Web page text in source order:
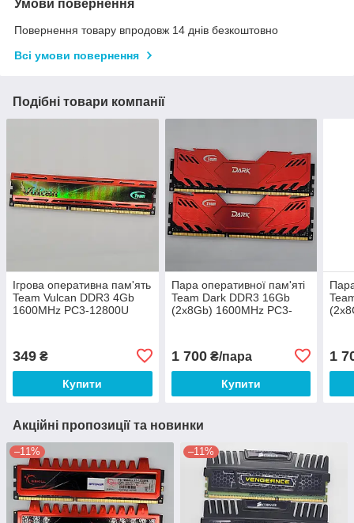
Умови повернення
Повернення товару впродовж 14 днів безкоштовно
Всі умови повернення
Подібні товари компанії
Ігрова оперативна пам'ять
Team Vulcan DDR3 4Gb
1600MHz PC3-12800U
349 ₴
Купити
Пара оперативної пам'яті
Team Dark DDR3 16Gb
(2x8Gb) 1600MHz PC3-
1 700₴/пара
Купити
1
Акційні пропозиції та новинки
–11% –11%